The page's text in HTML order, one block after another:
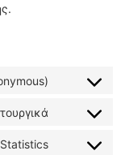
Statistics